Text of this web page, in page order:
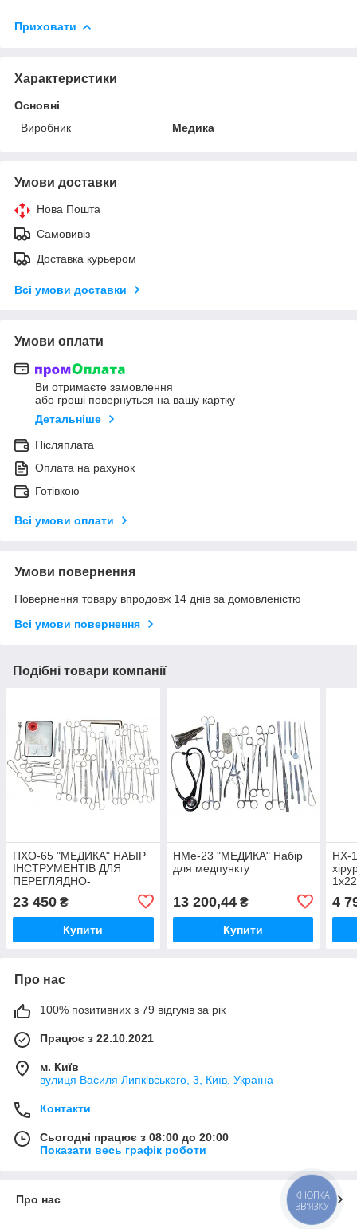
Приховати
Характеристики
Основні
Виробник
Медика
Умови доставки
Нова Пошта
Самовивіз
Доставка курьером
Всі умови доставки
Умови оплати
Ви отримаєте замовлення
або гроші повернуться на вашу картку
Детальніше
Післяплата
Оплата на рахунок
Готівкою
Всі умови оплати
Умови повернення
Повернення товару впродовж 14 днів за домовленістю
Всі умови повернення
Подібні товари компанії
ПХО-65 "МЕДИКА" НАБІР
ІНСТРУМЕНТІВ ДЛЯ
ПЕРЕГЛЯДНО-
ОБРАБУВАННЯ РАНИ
23 450 ₴
Купити
НМе-23 "МЕДИКА" Набір
для медпункту
13 200,44₴
Купити
НХ-
1х22
4
Про нас
100% позитивних з 79 відгуків за рік
Працює з 22.10.2021
м. Київ
вулиця Василя Липківського, 3, Київ, Україна
Контакти
Сьогодні працює з 08:00 до 20:00
Показати весь графік роботи
Про нас
КНОПКА
ЗВ'ЯЗКУ